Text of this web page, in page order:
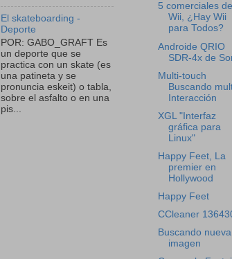
El skateboarding -
Deporte
POR: GABO_GRAFT Es
un deporte que se
practica con un skate (es
una patineta y se
pronuncia eskeit) o tabla,
sobre el asfalto o en una
pis...
5 comerciales
Wii, ¿Hay Wii
para Todos?
Androide QRIO
SDR-4x de
Multi-touch
Buscando
Interacción
XGL "Interfaz
gráfica para
Linux"
Happy Feet, La
premier en
Hollywood
Happy Feet
CCleaner
Buscando nueva
imagen